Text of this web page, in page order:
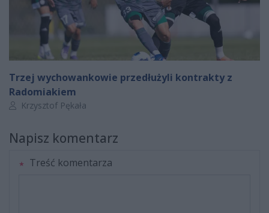
Trzej wychowankowie przedłużyli kontrakty z
Radomiakiem
Autor artykułu:
Krzysztof Pękała
Napisz komentarz
Treść komentarza